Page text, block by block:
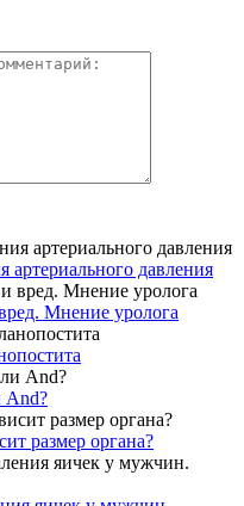
давления
Мнение уролога
And?
размер органа?